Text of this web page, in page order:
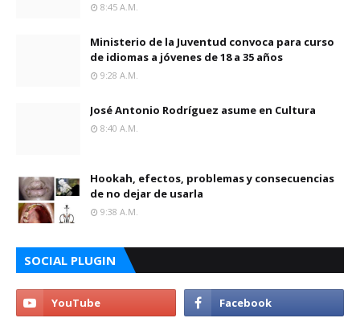
8:45 A.m.
Ministerio de la Juventud convoca para curso
de idiomas a jóvenes de 18 a 35 años
9:28 A.m.
José Antonio Rodríguez asume en Cultura
8:40 A.m.
Hookah, efectos, problemas y consecuencias
de no dejar de usarla
9:38 A.m.
SOCIAL PLUGIN